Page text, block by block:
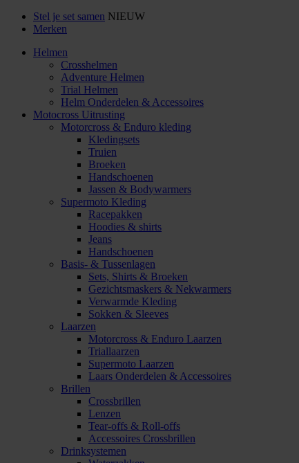
Stel je set samen NIEUW
Merken
Helmen
Crosshelmen
Adventure Helmen
Trial Helmen
Helm Onderdelen & Accessoires
Motocross Uitrusting
Motorcross & Enduro kleding
Kledingsets
Truien
Broeken
Handschoenen
Jassen & Bodywarmers
Supermoto Kleding
Racepakken
Hoodies & shirts
Jeans
Handschoenen
Basis- & Tussenlagen
Sets, Shirts & Broeken
Gezichtsmaskers & Nekwarmers
Verwarmde Kleding
Sokken & Sleeves
Laarzen
Motorcross & Enduro Laarzen
Triallaarzen
Supermoto Laarzen
Laars Onderdelen & Accessoires
Brillen
Crossbrillen
Lenzen
Tear-offs & Roll-offs
Accessoires Crossbrillen
Drinksystemen